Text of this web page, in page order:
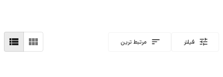
فیلتر مرتبط ترین